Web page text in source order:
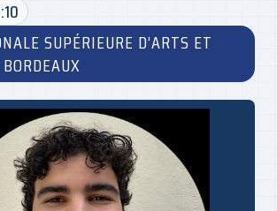
SUPÉRIEURE D’ARTS ET